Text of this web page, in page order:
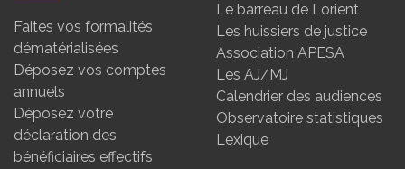
Faites vos formalités
dématérialisées
Déposez vos comptes
annuels
Déposez votre
déclaration des
bénéficiaires effectifs
Le barreau de Lorient
Les huissiers de justice
Association APESA
Les AJ/MJ
Calendrier des audiences
Observatoire statistiques
Lexique